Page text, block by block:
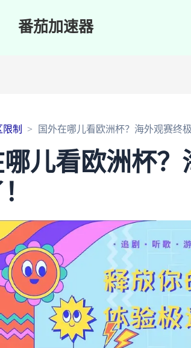
番茄加速器
制 国外在哪儿看欧洲杯？海外观赛终
哪儿看欧洲杯